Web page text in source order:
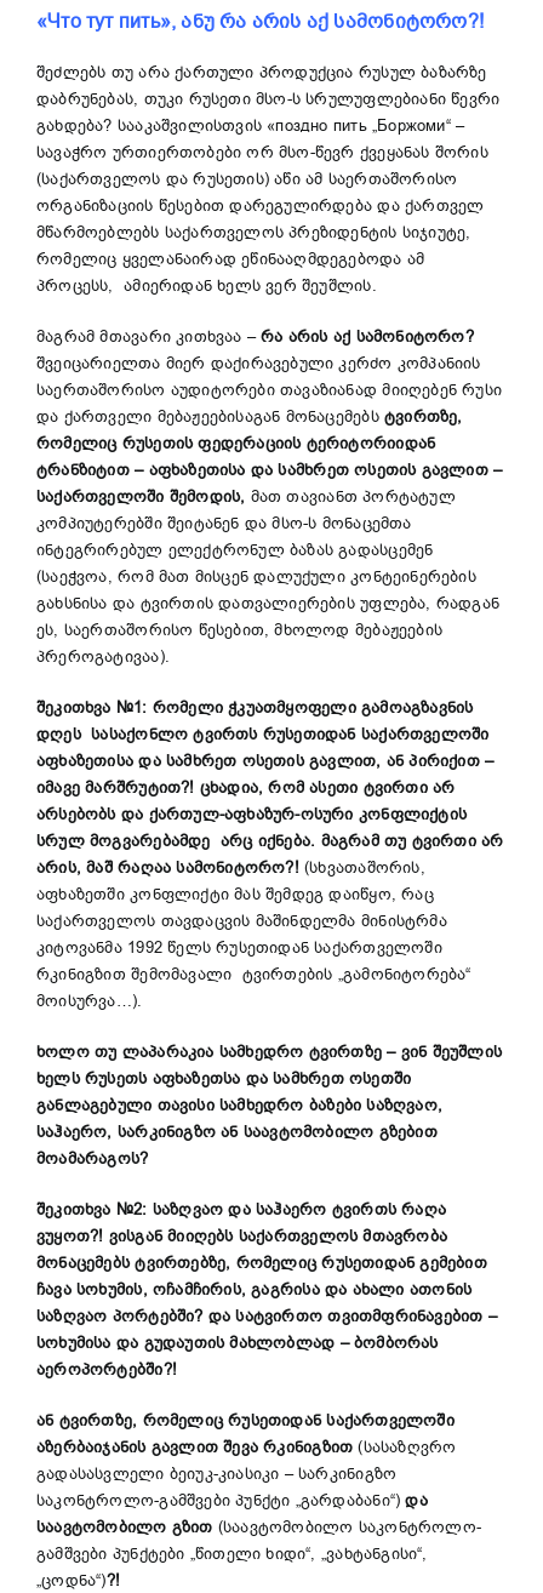
«Что тут пить», ანურა არის აქ სამონიტორო?!
შეძლებს თუ არა ქართული პროდუქცია რუსულ ბაზარზე
დაბრუნებას, თუკი რუსეთი მსო-ს სრულუფლებიანი წევრი
გახდება? სააკაშვილისთვის «поздно пить „Боржоми“ –
სავაჭრო ურთიერთობები ორ მსო-წევრ ქვეყანას შორის
(საქართველოს და რუსეთის) აწი ამ საერთაშორისო
ორგანიზაციის წესებით დარეგულირდება და ქართველ
მწარმოებლებს საქართველოს პრეზიდენტის სიჯიუტე,
რომელიც ყველანაირად ეწინააღმდეგებოდა ამ
პროცესს, ამიერიდან ხელს ვერ შეუშლის.
მაგრამ მთავარი კითხვაა –რა არის აქ სამონიტორო?
შვეიცარიელთა მიერ დაქირავებული კერძო კომპანიის
საერთაშორისო აუდიტორები თავაზიანად მიიღებენ რუსი
და ქართველი მებაჟეებისაგან მონაცემებს ტვირთზე,
რომელიც რუსეთის ფედერაციის ტერიტორიიდან
ტრანზიტით– აფხაზეთისა და სამხრეთ ოსეთის გავლით–
საქართველოში შემოდის, მათ თავიანთ პორტატულ
კომპიუტერებში შეიტანენ და მსო-ს მონაცემთა
ინტეგრირებულ ელექტრონულ ბაზას გადასცემენ
(საეჭვოა, რომ მათ მისცენ დალუქული კონტეინერების
გახსნისა და ტვირთის დათვალიერების უფლება, რადგან
ეს, საერთაშორისო წესებით, მხოლოდ მებაჟეების
პრეროგატივაა).
შეკითხვა №1: რომელი ჭკუათმყოფელი გამოაგზავნის
დღეს სასაქონლო ტვირთს რუსეთიდან საქართველოში
აფხაზეთისა და სამხრეთ ოსეთის გავლით, ან პირიქით–
იმავე მარშრუტით?! ცხადია, რომ ასეთი ტვირთი არ
არსებობს და ქართულ-აფხაზურ-ოსური კონფლიქტის
სრულ მოგვარებამდე არც იქნება. მაგრამ თუ ტვირთი არ
არის, მაშ რაღაა სამონიტორო?!(სხვათაშორის,
აფხაზეთში კონფლიქტი მას შემდეგ დაიწყო, რაც
საქართველოს თავდაცვის მაშინდელმა მინისტრმა
კიტოვანმა 1992 წელს რუსეთიდან საქართველოში
რკინიგზით შემომავალი ტვირთების „გამონიტორება“
მოისურვა…).
ხოლო თუ ლაპარაკია სამხედრო ტვირთზე– ვინ შეუშლის
ხელს რუსეთს აფხაზეთსა და სამხრეთ ოსეთში
განლაგებული თავისი სამხედრო ბაზებისაზღვაო,
საჰაერო, სარკინიგზო ან საავტომობილო გზებით
მოამარაგოს?
შეკითხვა №2: საზღვაო და საჰაერო ტვირთს რაღა
ვუყოთ?! ვისგან მიიღებს საქართველოსმთავრობა
მონაცემებს ტვირთებზე, რომელიც რუსეთიდანგემებით
ჩავა სოხუმის, ოჩამჩირის, გაგრისა და ახალი ათონის
საზღვაო პორტებში? და სატვირთო თვითმფრინავებით –
სოხუმისა და გუდაუთის მახლობლად –ბომბორას
აეროპორტებში?!
ან ტვირთზე, რომელიც რუსეთიდან საქართველოში
აზერბაიჯანის გავლითშევა რკინიგზით(სასაზღვრო
გადასასვლელი ბეიუკ-კიასიკი – სარკინიგზო
საკონტროლო-გამშვები პუნქტი „გარდაბანი“) და
საავტომობილო გზით (საავტომობილო საკონტროლო-
გამშვები პუნქტები „წითელი ხიდი“, „ვახტანგისი“,
„ცოდნა“)?!